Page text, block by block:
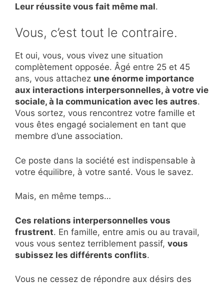
Leur réussite vous fait même mal.
Vous, c’est tout le contraire.
Et oui, vous, vous vivez une situation
complètement opposée. Âgé entre 25 et 45
ans, vous attachez une énorme importance
aux interactions interpersonnelles, à votre vie
sociale, à la communication avec les autres.
Vous sortez, vous rencontrez votre famille et
vous êtes engagé socialement en tant que
membre d’une association.
Ce poste dans la société est indispensable à
votre équilibre, à votre santé. Vous le savez.
Mais, en même temps…
Ces relations interpersonnelles vous
frustrent. En famille, entre amis ou au travail,
vous vous sentez terriblement passif, vous
subissez les différents conflits.
Vous ne cessez de répondre aux désirs des